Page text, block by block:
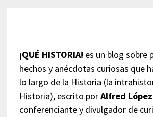
¡QUÉ HISTORIA! es un blog sobre
hechos y anécdotas curiosas que
lo largo de la Historia (la
Historia), escrito porAlfred López
conferenciante y divulgador de